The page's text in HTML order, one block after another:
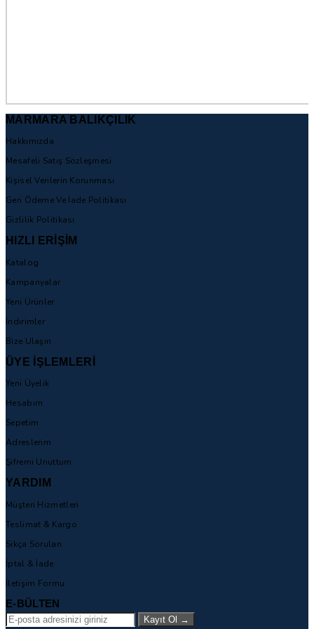
MARMARA BALIKÇILIK
Hakkımızda
Mesafeli Satış Sözleşmesi
Kişisel Verilerin Korunması
Geri Ödeme Ve İade Politikası
Gizlilik Politikası
HIZLI ERİŞİM
Katalog
Kampanyalar
Yeni Ürünler
İndirimler
Bize Ulaşın
ÜYE İŞLEMLERİ
Yeni Üyelik
Hesabım
Sepetim
Adreslerim
Şifremi Unuttum
YARDIM
Müşteri Hizmetleri
Teslimat & Kargo
Sıkça Sorulan
İptal & İade
İletişim Formu
E-BÜLTEN
Kayıt Ol →